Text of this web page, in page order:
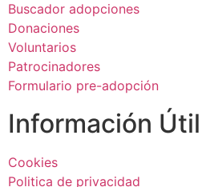
Buscador adopciones
Donaciones
Voluntarios
Patrocinadores
Formulario pre-adopción
Información Útil
Cookies
Politica de privacidad